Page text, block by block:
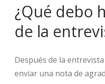
¿Qué debo
de la
Después de la
enviar una nota de